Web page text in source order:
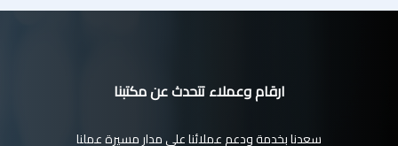
ارقام وعملاء تتحدث عن مكتبنا
سعدنا بخدمة ودعم عملائنا على مدار مسيرة عملنا